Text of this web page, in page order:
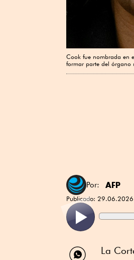
Cook fue nombrada en
formar parte del órgano
Por: AFP
Publicado:
CompartirLa